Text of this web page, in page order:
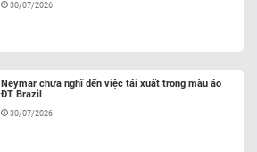
30/07/2026
Neymar chưa nghĩ đến việc tái xuất trong màu áo
ĐT Brazil
30/07/2026